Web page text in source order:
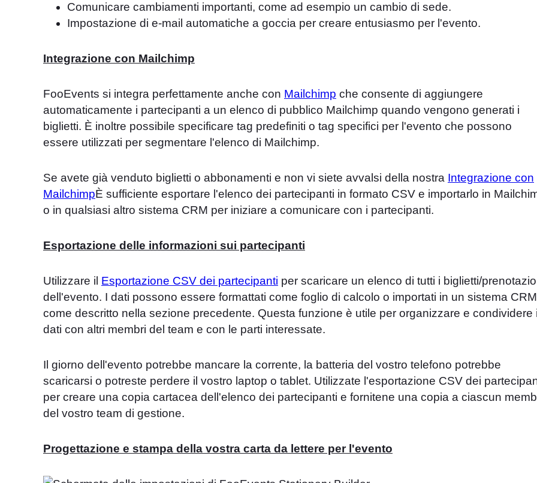
Comunicare cambiamenti importanti, come ad esempio un cambio di sede.
Impostazione di e-mail automatiche a goccia per creare entusiasmo per l'evento.
Integrazione con Mailchimp
FooEvents si integra perfettamente anche con Mailchimp che consente di aggiungere
automaticamente i partecipanti a un elenco di pubblico Mailchimp quando vengono generati i
biglietti. È inoltre possibile specificare tag predefiniti o tag specifici per l'evento che possono
essere utilizzati per segmentare l'elenco di Mailchimp.
Se avete già venduto biglietti o abbonamenti e non vi siete avvalsi della nostra Integrazione con
MailchimpÈ sufficiente esportare l'elenco dei partecipanti in formato CSV e importarlo in
o in qualsiasi altro sistema CRM per iniziare a comunicare con i partecipanti.
Esportazione delle informazioni sui partecipanti
Utilizzare il Esportazione CSV dei partecipanti per scaricare un elenco di tutti i biglietti/
dell'evento. I dati possono essere formattati come foglio di calcolo o importati in un sistema CRM
come descritto nella sezione precedente. Questa funzione è utile per organizzare e condividere
dati con altri membri del team e con le parti interessate.
Il giorno dell'evento potrebbe mancare la corrente, la batteria del vostro telefono potrebbe
scaricarsi o potreste perdere il vostro laptop o tablet. Utilizzate l'esportazione CSV dei
per creare una copia cartacea dell'elenco dei partecipanti e fornitene una copia a ciascun
del vostro team di gestione.
Progettazione e stampa della vostra carta da lettere per l'evento